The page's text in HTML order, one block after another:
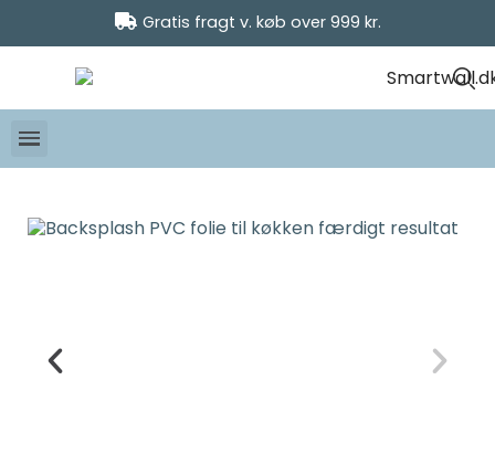
Gratis fragt v. køb over 999 kr.